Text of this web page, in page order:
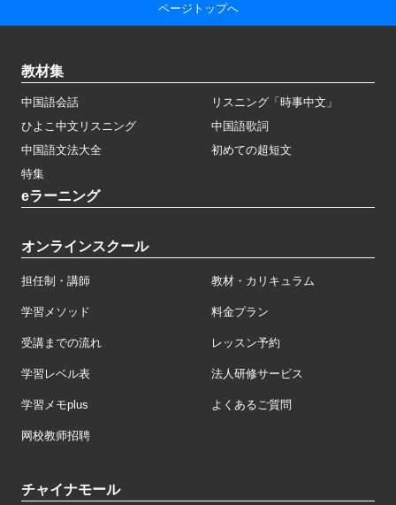
ページトップへ
教材集
中国語会話
リスニング「時事中文」
ひよこ中文リスニング
中国語歌詞
中国語文法大全
初めての超短文
特集
eラーニング
オンラインスクール
担任制・講師 教材・カリキュラム
学習メソッド 料金プラン
受講までの流れ レッスン予約
学習レベル表 法人研修サービス
学習メモplus よくあるご質問
网校教师招聘
チャイナモール